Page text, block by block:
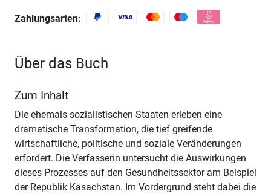
Zahlungsarten:
Über das Buch
Zum Inhalt
Die ehemals sozialistischen Staaten erleben eine
dramatische Transformation, die tief greifende
wirtschaftliche, politische und soziale Veränderungen
erfordert. Die Verfasserin untersucht die Auswirkungen
dieses Prozesses auf den Gesundheitssektor am Beispiel
der Republik Kasachstan. Im Vordergrund steht dabei die